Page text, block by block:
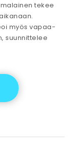
tekee
myös vapaa-
suunnittelee